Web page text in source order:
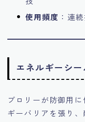
使用頻度 ：連
エネルギーシ
ブロリーが防御用
ギーバリアを張り